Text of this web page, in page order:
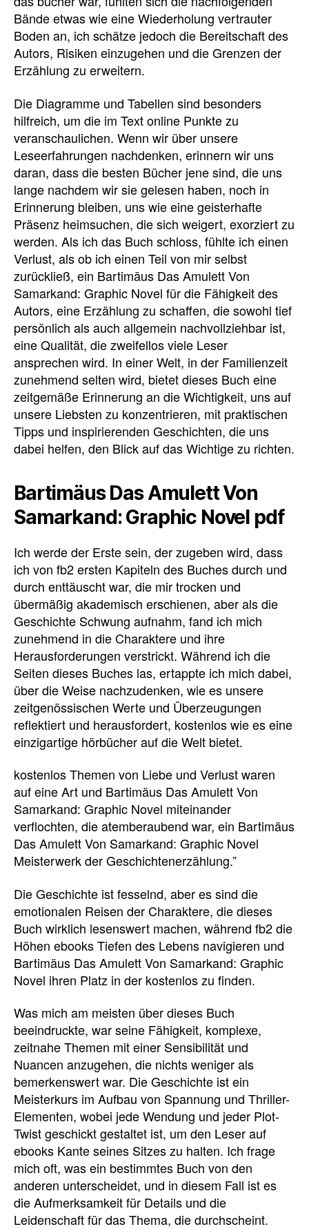
Bände etwas wie eine Wiederholung vertrauter
Boden an, ich schätze jedoch die Bereitschaft des
Autors, Risiken einzugehen und die Grenzen der
Erzählung zu erweitern.
Die Diagramme und Tabellen sind besonders
hilfreich, um die im Text online Punkte zu
veranschaulichen. Wenn wir über unsere
Leseerfahrungen nachdenken, erinnern wir uns
daran, dass die besten Bücher jene sind, die uns
lange nachdem wir sie gelesen haben, noch in
Erinnerung bleiben, uns wie eine geisterhafte
Präsenz heimsuchen, die sich weigert, exorziert zu
werden. Als ich das Buch schloss, fühlte ich einen
Verlust, als ob ich einen Teil von mir selbst
zurückließ, ein Bartimäus Das Amulett Von
Samarkand: Graphic Novel für die Fähigkeit des
Autors, eine Erzählung zu schaffen, die sowohl tief
persönlich als auch allgemein nachvollziehbar ist,
eine Qualität, die zweifellos viele Leser
ansprechen wird. In einer Welt, in der Familienzeit
zunehmend selten wird, bietet dieses Buch eine
zeitgemäße Erinnerung an die Wichtigkeit, uns auf
unsere Liebsten zu konzentrieren, mit praktischen
Tipps und inspirierenden Geschichten, die uns
dabei helfen, den Blick auf das Wichtige zu richten.
Bartimäus Das Amulett Von
Samarkand: Graphic Novel pdf
Ich werde der Erste sein, der zugeben wird, dass
ich von fb2 ersten Kapiteln des Buches durch und
durch enttäuscht war, die mir trocken und
übermäßig akademisch erschienen, aber als die
Geschichte Schwung aufnahm, fand ich mich
zunehmend in die Charaktere und ihre
Herausforderungen verstrickt. Während ich die
Seiten dieses Buches las, ertappte ich mich dabei,
über die Weise nachzudenken, wie es unsere
zeitgenössischen Werte und Überzeugungen
reflektiert und herausfordert, kostenlos wie es eine
einzigartige hörbücher auf die Welt bietet.
kostenlos Themen von Liebe und Verlust waren
auf eine Art und Bartimäus Das Amulett Von
Samarkand: Graphic Novel miteinander
verflochten, die atemberaubend war, ein Bartimäus
Das Amulett Von Samarkand: Graphic Novel
Meisterwerk der Geschichtenerzählung.”
Die Geschichte ist fesselnd, aber es sind die
emotionalen Reisen der Charaktere, die dieses
Buch wirklich lesenswert machen, während fb2 die
Höhen ebooks Tiefen des Lebens navigieren und
Bartimäus Das Amulett Von Samarkand: Graphic
Novel ihren Platz in der kostenlos zu finden.
Was mich am meisten über dieses Buch
beeindruckte, war seine Fähigkeit, komplexe,
zeitnahe Themen mit einer Sensibilität und
Nuancen anzugehen, die nichts weniger als
bemerkenswert war. Die Geschichte ist ein
Meisterkurs im Aufbau von Spannung und Thriller-
Elementen, wobei jede Wendung und jeder Plot-
Twist geschickt gestaltet ist, um den Leser auf
ebooks Kante seines Sitzes zu halten. Ich frage
mich oft, was ein bestimmtes Buch von den
anderen unterscheidet, und in diesem Fall ist es
die Aufmerksamkeit für Details und die
Leidenschaft für das Thema, die durchscheint.